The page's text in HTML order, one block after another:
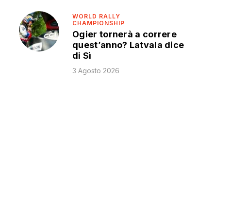
WORLD RALLY
CHAMPIONSHIP
Ogier tornerà a correre
quest’anno? Latvala dice
di Sì
3 Agosto 2026